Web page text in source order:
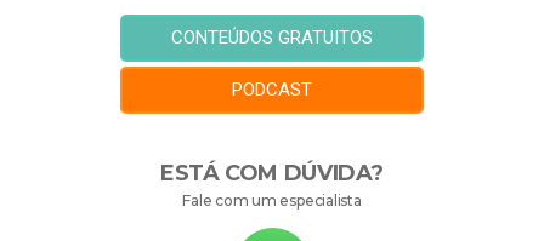
CONTEÚDOS GRATUITOS
PODCAST
ESTÁ COM DÚVIDA?
Fale com um especialista